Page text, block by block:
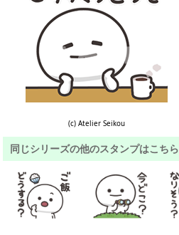
(c) Atelier Seikou
同じシリーズの他のスタンプはこちら